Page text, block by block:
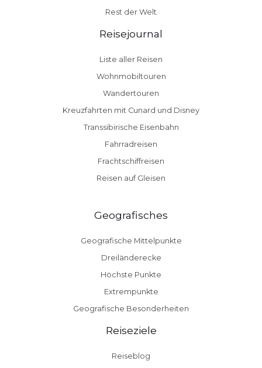
Rest der Welt
Reisejournal
Liste aller Reisen
Wohnmobiltouren
Wandertouren
Kreuzfahrten mit Cunard und Disney
Transsibirische Eisenbahn
Fahrradreisen
Frachtschiffreisen
Reisen auf Gleisen
Geografisches
Geografische Mittelpunkte
Dreiländerecke
Höchste Punkte
Extrempunkte
Geografische Besonderheiten
Reiseziele
Reiseblog